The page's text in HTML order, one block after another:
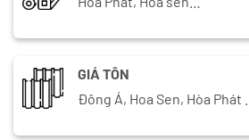
GIÁ TÔN
Đông Á, Hoa Sen, Hòa Phát …